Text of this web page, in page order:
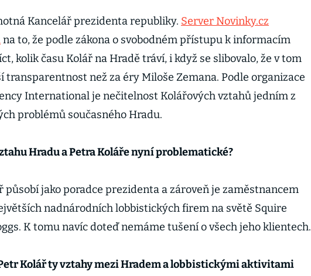
Kancelář prezidenta republiky. Server Novinky.cz
na to, že podle zákona o svobodném přístupu k informacím
kolik času Kolář na Hradě tráví, i když se slibovalo, že v tom
transparentnost než za éry Miloše Zemana. Podle organizace
International je nečitelnost Kolářových vztahů jedním z
problémů současného Hradu.
Hradu a Petra Koláře nyní problematické?
působí jako poradce prezidenta a zároveň je zaměstnancem
nadnárodních lobbistických firem na světě Squire
K tomu navíc doteď nemáme tušení o všech jeho klientech.
Kolář ty vztahy mezi Hradem a lobbistickými aktivitami